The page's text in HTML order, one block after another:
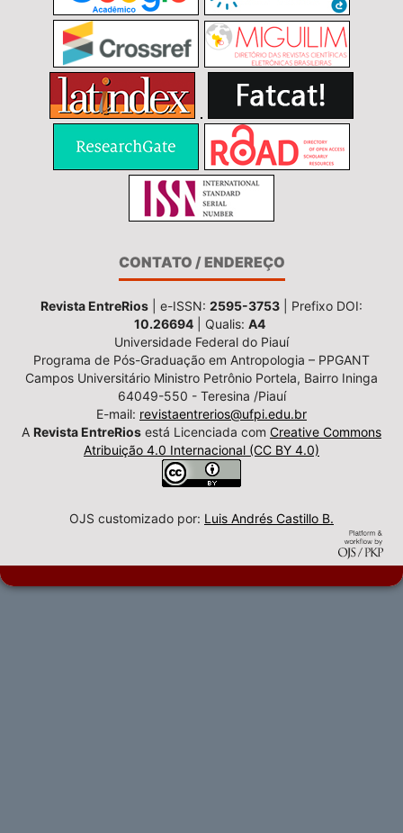
CONTATO / ENDEREÇO
Revista EntreRios | e-ISSN: 2595-3753 | Prefixo DOI:
10.26694 | Qualis: A4
Universidade Federal do Piauí
Programa de Pós-Graduação em Antropologia – PPGANT
Campos Universitário Ministro Petrônio Portela, Bairro Ininga
64049-550 - Teresina /Piauí
E-mail: revistaentrerios@ufpi.edu.br
A Revista EntreRios está Licenciada com Creative Commons
Atribuição 4.0 Internacional (CC BY 4.0)
OJS customizado por: Luis Andrés Castillo B.